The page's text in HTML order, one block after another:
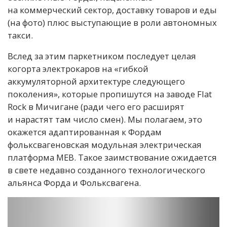
на коммерческий сектор, доставку товаров и еды
(на фото) плюс выступающие в роли автономных
такси.
Вслед за этим паркетником последует целая
когорта электрокаров на «гибкой
аккумуляторной архитектуре следующего
поколения», которые пропишутся на заводе Flat
Rock в Мичигане (ради чего его расширят
и нарастят там число смен). Мы полагаем, это
окажется адаптированная к Фордам
фольксвагеновская модульная электрическая
платформа MEB. Такое заимствование ожидается
в свете недавно созданного технологического
альянса Форда и Фольксвагена.